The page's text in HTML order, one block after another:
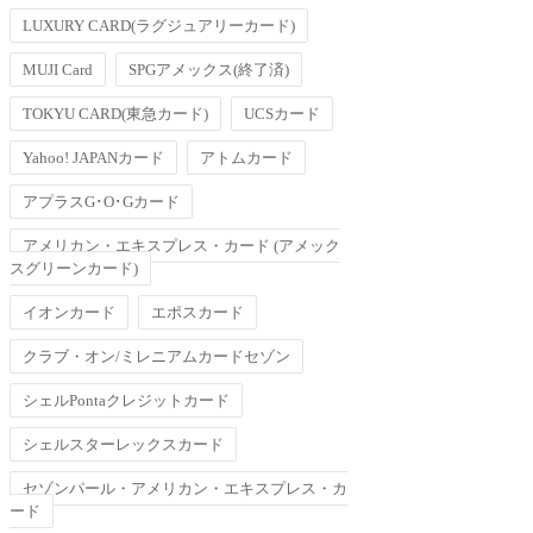
LUXURY CARD(ラグジュアリーカード)
MUJI Card SPGアメックス(終了済)
TOKYU CARD(東急カード) UCSカード
Yahoo! JAPANカード アトムカード
アプラスG･O･Gカード
アメリカン・エキスプレス・カード (アメック
スグリーンカード)
イオンカード エポスカード
クラブ・オン/ミレニアムカードセゾン
シェルPontaクレジットカード
シェルスターレックスカード
セゾンパール・アメリカン・エキスプレス・カ
ード